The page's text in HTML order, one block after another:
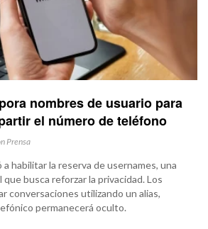
nombres de usuario para
el número de teléfono
Prensa
habilitar la reserva de usernames, una
busca reforzar la privacidad. Los
conversaciones utilizando un alias,
permanecerá oculto.